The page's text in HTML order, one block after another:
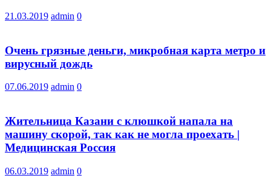
21.03.2019 admin 0
Очень грязные деньги, микробная карта метро и
вирусный дождь
07.06.2019 admin 0
Жительница Казани с клюшкой напала на
машину скорой, так как не могла проехать |
Медицинская Россия
06.03.2019 admin 0